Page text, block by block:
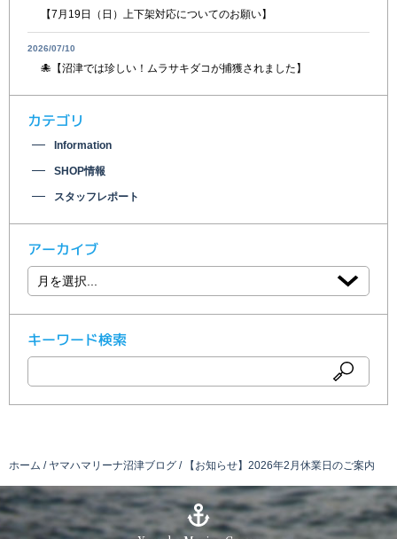
【7月19日（日）上下架対応についてのお願い】
2026/07/10
🐙【沼津では珍しい！ムラサキダコが捕獲されました】
カテゴリ
Information
SHOP情報
スタッフレポート
アーカイブ
キーワード検索
ホーム ヤマハマリーナ沼津ブログ 【お知らせ】2026年2月休業日のご案内